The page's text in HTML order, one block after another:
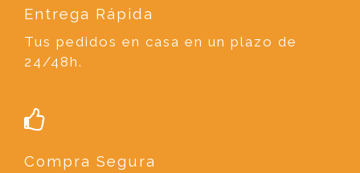
Entrega Rápida
Tus pedidos en casa en un plazo de
24/48h.
Compra Segura